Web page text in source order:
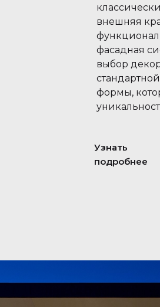
Узнать
подробнее
внешняя
фасадная
выбор
формы,